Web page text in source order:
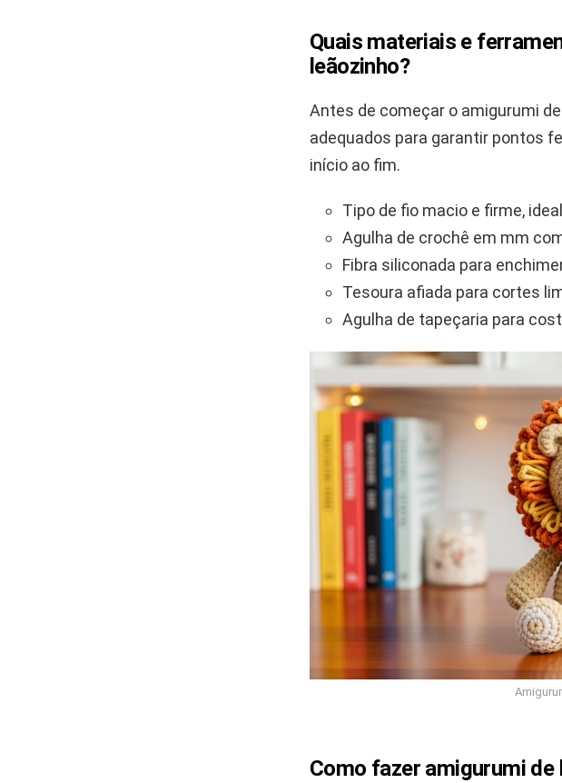
Quais materiais e
leãozinho?
Antes de começar o amigurumi
adequados para garantir pontos
início ao fim.
Tipo de fio macio e firme,
Agulha de crochê em mm
Fibra siliconada para
Tesoura afiada para cortes
Agulha de tapeçaria para
Como fazer amigurumi de